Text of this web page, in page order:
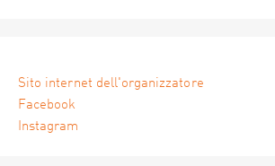
Sito internet dell'organizzatore
Facebook
Instagram